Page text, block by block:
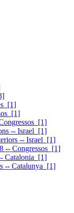
[1]
[1]
[1]
-- Israel [1]
-- Israel [1]
-- Congressos [1]
Catalonia [1]
-- Catalunya [1]